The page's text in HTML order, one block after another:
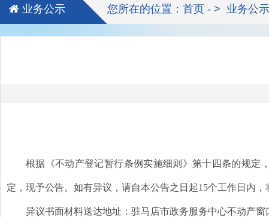
业务公示 您所在的位置：首页 - > 业务公示
根据《不动产登记暂行条例实施细则》第十四条的规定
定，现予公告。如有异议，请自本公告之日起15个工作日内
异议书面材料送达地址：驻马店市政务服务中心不动产窗